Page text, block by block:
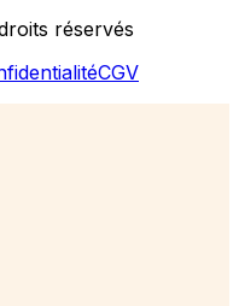
réservés
CGV